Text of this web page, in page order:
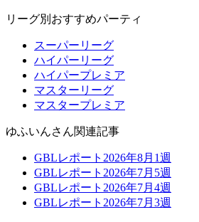
リーグ別おすすめパーティ
スーパーリーグ
ハイパーリーグ
ハイパープレミア
マスターリーグ
マスタープレミア
ゆふいんさん関連記事
GBLレポート2026年8月1週
GBLレポート2026年7月5週
GBLレポート2026年7月4週
GBLレポート2026年7月3週